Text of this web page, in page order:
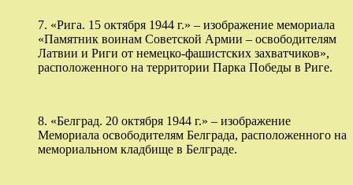
7. «Рига. 15 октября 1944 г.» – изображение мемориала
«Памятник воинам Советской Армии – освободителям
Латвии и Риги от немецко-фашистских захватчиков»,
расположенного на территории Парка Победы в Риге.
8. «Белград. 20 октября 1944 г.» – изображение
Мемориала освободителям Белграда, расположенного на
мемориальном кладбище в Белграде.